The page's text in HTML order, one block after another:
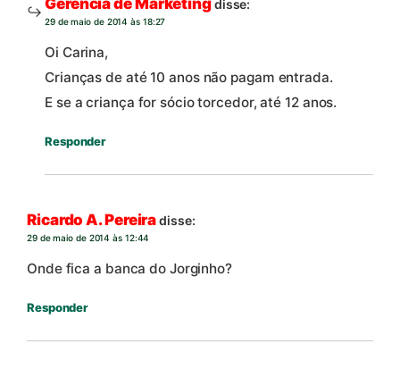
Gerência de Marketingdisse:
29 de maio de 2014 às 18:27
Oi Carina,
Crianças de até 10 anos não pagam entrada.
E se a criança for sócio torcedor, até 12 anos.
Responder
Ricardo A. Pereiradisse:
29 de maio de 2014 às 12:44
Onde fica a banca do Jorginho?
Responder